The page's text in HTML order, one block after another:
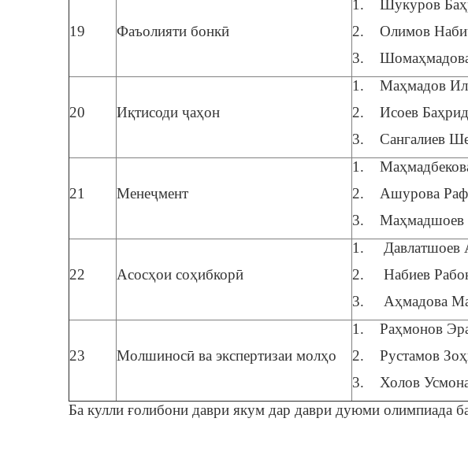
19 Фаъолияти бонкӣ
1. Шукуров
2. Олимов
3. Шомаҳмадова
20 Иқтисоди ҷаҳон
1. Маҳмадов
2. Исоев
3. Сангалиев
21 Менеҷмент
1.
2. Ашурова
3. Маҳмадшоев
22 Асосҳои соҳибкорӣ
1. Давлатшоев
2. Набиев
3. Аҳмадова
23 Молшиносӣ ва экспертизаи молҳо
1. Раҳмонов
2. Рустамов
3. Холов
Ба кулли ғолибони даври якум дар даври дуюми олимпиада